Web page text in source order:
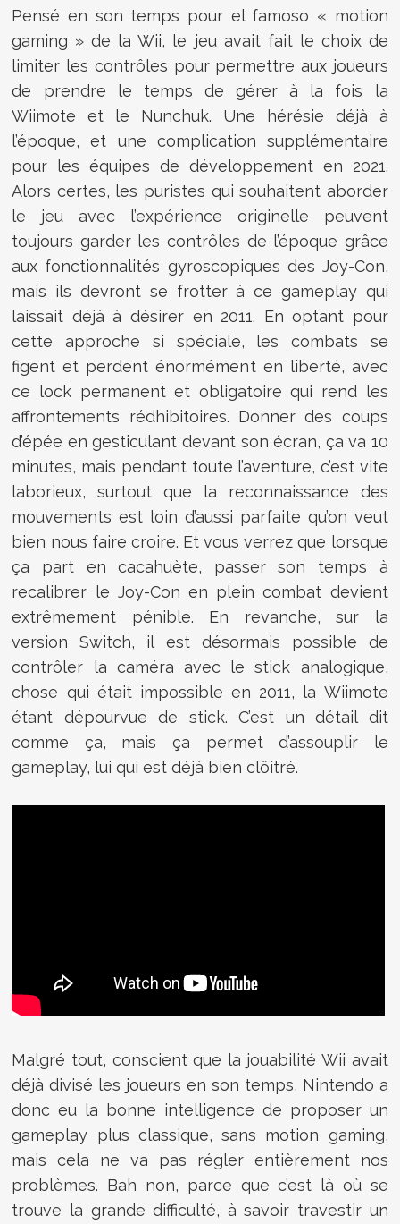
Pensé en son temps pour el famoso « motion
gaming » de la Wii, le jeu avait fait le choix de
limiter les contrôles pour permettre aux joueurs
de prendre le temps de gérer à la fois la
Wiimote et le Nunchuk. Une hérésie déjà à
l’époque, et une complication supplémentaire
pour les équipes de développement en 2021.
Alors certes, les puristes qui souhaitent aborder
le jeu avec l’expérience originelle peuvent
toujours garder les contrôles de l’époque grâce
aux fonctionnalités gyroscopiques des Joy-Con,
mais ils devront se frotter à ce gameplay qui
laissait déjà à désirer en 2011. En optant pour
cette approche si spéciale, les combats se
figent et perdent énormément en liberté, avec
ce lock permanent et obligatoire qui rend les
affrontements rédhibitoires. Donner des coups
d’épée en gesticulant devant son écran, ça va 10
minutes, mais pendant toute l’aventure, c’est vite
laborieux, surtout que la reconnaissance des
mouvements est loin d’aussi parfaite qu’on veut
bien nous faire croire. Et vous verrez que lorsque
ça part en cacahuète, passer son temps à
recalibrer le Joy-Con en plein combat devient
extrêmement pénible. En revanche, sur la
version Switch, il est désormais possible de
contrôler la caméra avec le stick analogique,
chose qui était impossible en 2011, la Wiimote
étant dépourvue de stick. C’est un détail dit
comme ça, mais ça permet d’assouplir le
gameplay, lui qui est déjà bien clôitré.
Malgré tout, conscient que la jouabilité Wii avait
déjà divisé les joueurs en son temps, Nintendo a
donc eu la bonne intelligence de proposer un
gameplay plus classique, sans motion gaming,
mais cela ne va pas régler entièrement nos
problèmes. Bah non, parce que c’est là où se
trouve la grande difficulté, à savoir travestir un